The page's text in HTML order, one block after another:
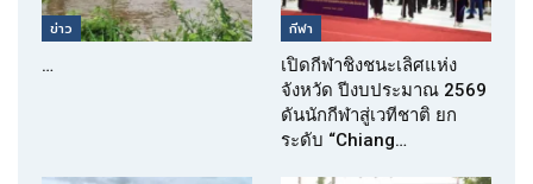
ข่าว
…
กีฬา
เปิดกีฬาชิงชนะเลิศแห่ง
จังหวัด ปีงบประมาณ 2569
ดันนักกีฬาสู่เวทีชาติ ยก
ระดับ “Chiang…